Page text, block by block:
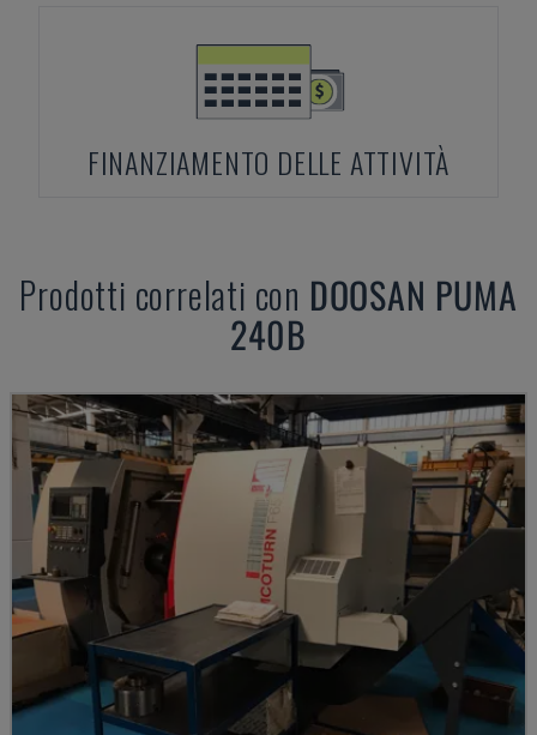
FINANZIAMENTO DELLE ATTIVITÀ
Prodotti correlati con DOOSAN PUMA
240B